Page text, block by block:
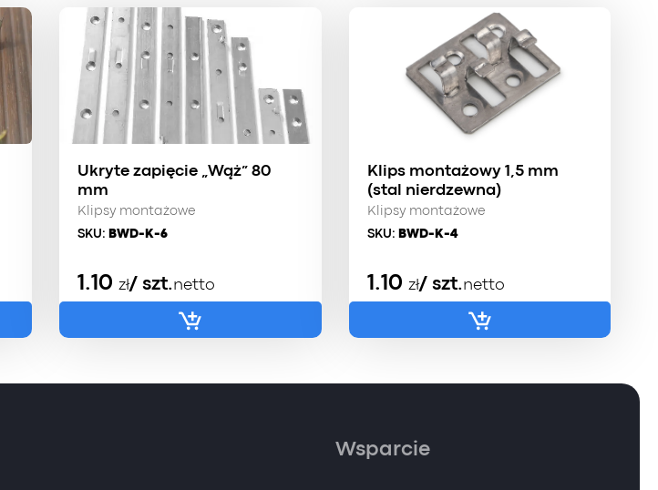
Ukryte zapięcie „Wąż” 80
mm
Klipsy montażowe
SKU: BWD-K-6
1.10 zł/ szt.netto
Klips montażowy 1,5 mm
(stal nierdzewna)
Klipsy montażowe
SKU: BWD-K-4
1.10 zł/ szt.netto
Wsparcie